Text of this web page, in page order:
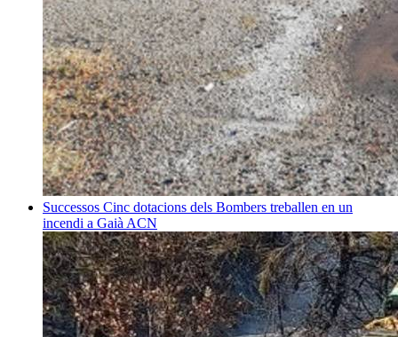
Successos Cinc dotacions dels Bombers treballen en un
incendi a Gaià ACN